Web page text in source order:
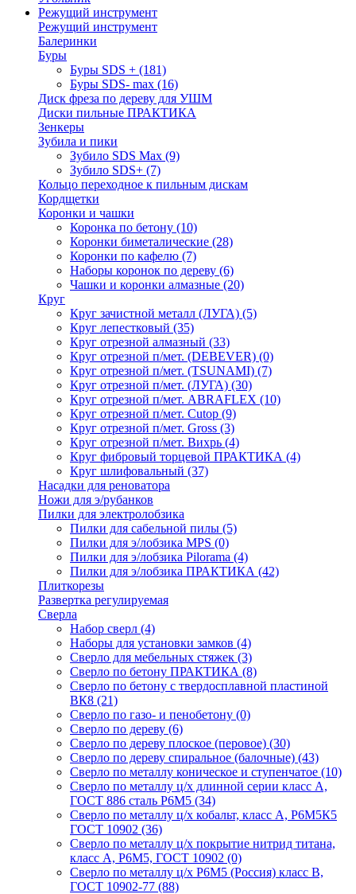
Режущий инструмент
Режущий инструмент
Балеринки
Буры
Буры SDS + (181)
Буры SDS- max (16)
Диск фреза по дереву для УШМ
Диски пильные ПРАКТИКА
Зенкеры
Зубила и пики
Зубило SDS Max (9)
Зубило SDS+ (7)
Кольцо переходное к пильным дискам
Кордщетки
Коронки и чашки
Коронка по бетону (10)
Коронки биметалические (28)
Коронки по кафелю (7)
Наборы коронок по дереву (6)
Чашки и коронки алмазные (20)
Круг
Круг зачистной металл (ЛУГА) (5)
Круг лепестковый (35)
Круг отрезной алмазный (33)
Круг отрезной п/мет. (DEBEVER) (0)
Круг отрезной п/мет. (TSUNAMI) (7)
Круг отрезной п/мет. (ЛУГА) (30)
Круг отрезной п/мет. ABRAFLEX (10)
Круг отрезной п/мет. Cutop (9)
Круг отрезной п/мет. Gross (3)
Круг отрезной п/мет. Вихрь (4)
Круг фибровый торцевой ПРАКТИКА (4)
Круг шлифовальный (37)
Насадки для реноватора
Ножи для э/рубанков
Пилки для электролобзика
Пилки для сабельной пилы (5)
Пилки для э/лобзика MPS (0)
Пилки для э/лобзика Pilorama (4)
Пилки для э/лобзика ПРАКТИКА (42)
Плиткорезы
Развертка регулируемая
Сверла
Набор сверл (4)
Наборы для установки замков (4)
Сверло для мебельных стяжек (3)
Сверло по бетону ПРАКТИКА (8)
Сверло по бетону с твердосплавной пластиной
ВК8 (21)
Сверло по газо- и пенобетону (0)
Сверло по дереву (6)
Сверло по дереву плоское (перовое) (30)
Сверло по дереву спиральное (балочные) (43)
Сверло по металлу коническое и ступенчатое (10)
Сверло по металлу ц/х длинной серии класс А,
ГОСТ 886 сталь Р6М5 (34)
Сверло по металлу ц/х кобальт, класс А, Р6М5К5
ГОСТ 10902 (36)
Сверло по металлу ц/х покрытие нитрид титана,
класс А, Р6М5, ГОСТ 10902 (0)
Сверло по металлу ц/х Р6М5 (Россия) класс В,
ГОСТ 10902-77 (88)